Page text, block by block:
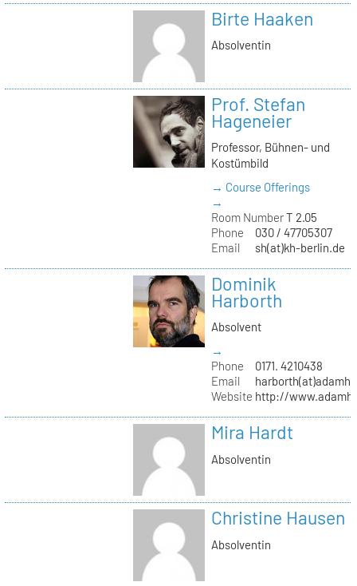
Birte Haaken
Absolventin
Prof. Stefan
Hageneier
Professor, Bühnen- und
Kostümbild
→ Course Offerings
→
Room NumberT 2.05
Phone
030 / 47705307
Email
sh(at)kh-berlin.de
Dominik
Harborth
Absolvent
→
Phone
0171. 4210438
Email
Website http://
Mira Hardt
Absolventin
Christine Hausen
Absolventin